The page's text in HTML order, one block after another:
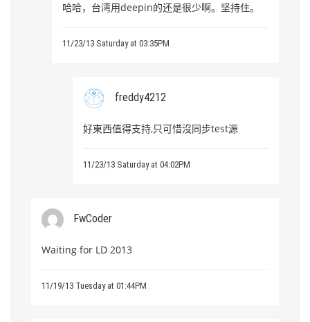
哈哈，台湾用deepin的还是很少啊。坚持住。
11/23/13 Saturday at 03:35PM
freddy4212
好東西值得支持,只可惜沒同步test源
11/23/13 Saturday at 04:02PM
FwCoder
Waiting for LD 2013
11/19/13 Tuesday at 01:44PM